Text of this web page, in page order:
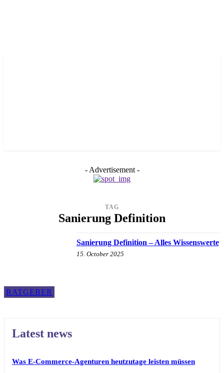
- Advertisement -
TAG
Sanierung Definition
RATGEBER
Sanierung Definition – Alles Wissenswerte
15. October 2025
Latest news
Was E-Commerce-Agenturen heutzutage leisten müssen